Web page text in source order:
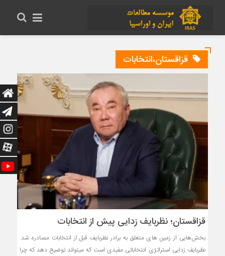
قزاقستان،انتخابات
قزاقستان؛ نظربایف زدایی پیش از انتخابات
بخش‌هایی از زمین های متعلق به برادر نظربایف قبل از انتخابات مصادره شد.
نظربایف زدایی استراتژی انتخاباتی مفیدی است که میتواند توضیح دهد که چرا